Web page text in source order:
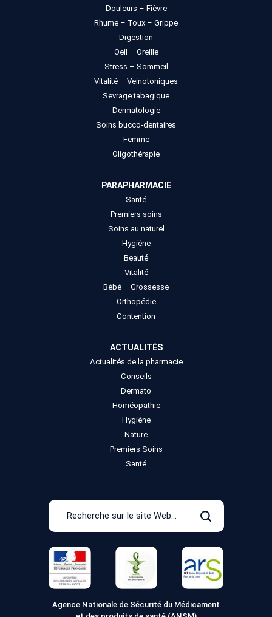
Douleurs – Fièvre
Rhume – Toux – Grippe
Digestion
Oeil – Oreille
Stress – Sommeil
Vitalité – Veinotoniques
Sevrage tabagique
Dermatologie
Soins bucco-dentaires
Femme
Oligothérapie
PARAPHARMACIE
Santé
Premiers soins
Soins au naturel
Hygiène
Beauté
Vitalité
Bébé – Grossesse
Orthopédie
Contention
ACTUALITÉS
Actualités de la pharmacie
Conseils
Dermato
Homéopathie
Hygiène
Nature
Premiers Soins
Santé
Recherche
le
site
Web
Rechercher
Agence Nationale de Sécurité du Médicament